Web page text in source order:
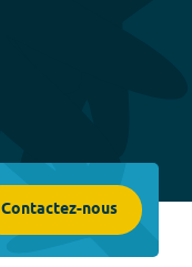
Contactez-nous